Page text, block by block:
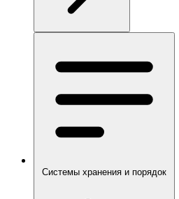
Системы хранения и порядок